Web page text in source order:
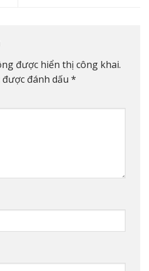
được hiển thị công khai.
đánh dấu *